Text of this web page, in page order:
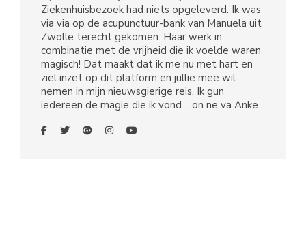
Ziekenhuisbezoek had niets opgeleverd. Ik was
via via op de acupunctuur-bank van Manuela uit
Zwolle terecht gekomen. Haar werk in
combinatie met de vrijheid die ik voelde waren
magisch! Dat maakt dat ik me nu met hart en
ziel inzet op dit platform en jullie mee wil
nemen in mijn nieuwsgierige reis. Ik gun
iedereen de magie die ik vond… on ne va Anke